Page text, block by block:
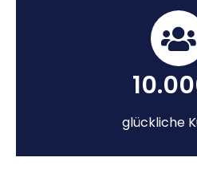
glückliche